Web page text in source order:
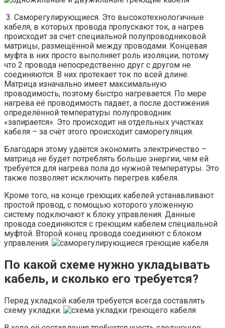
3. Саморегулирующиеся. Это высокотехнологичные
кабеля, в которых провода пропускают ток, а нагрев
происходит за счет специальной полупроводниковой
матрицы, размещённой между проводами. Концевая
муфта в них просто выполняет роль изоляции, потому
что 2 провода непосредственно друг с другом не
соединяются. В них протекает ток по всей длине.
Матрица изначально имеет максимальную
проводимость, поэтому быстро нагревается. По мере
нагрева её проводимость падает, а после достижения
определённой температуры полупроводник
«запирается». Это происходит на отдельных участках
кабеля – за счёт этого происходит саморегуляция.
Благодаря этому удаётся экономить электричество –
матрица не будет потреблять больше энергии, чем ей
требуется для нагрева пола до нужной температуры. Это
также позволяет исключить перегрев кабеля.
Кроме того, на конце греющих кабелей устанавливают
простой провод, с помощью которого уложенную
систему подключают к блоку управления. Данные
провода соединяются с греющим кабелем специальной
муфтой. Второй конец провода соединяют с блоком
управления.
По какой схеме нужно укладывать
кабель, и сколько его требуется?
Перед укладкой кабеля требуется всегда составлять
схему укладки.